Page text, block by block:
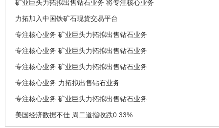
矿业巨头力拓拟出售钻石业务 将专注核心业务
力拓加入中国铁矿石现货交易平台
专注核心业务 矿业巨头力拓拟出售钻石业务
专注核心业务 矿业巨头力拓拟出售钻石业务
专注核心业务 矿业巨头力拓拟出售钻石业务
专注核心业务 力拓拟出售钻石业务
专注核心业务 矿业巨头力拓拟出售钻石业务
美国经济数据不佳 周二道指收跌0.33%